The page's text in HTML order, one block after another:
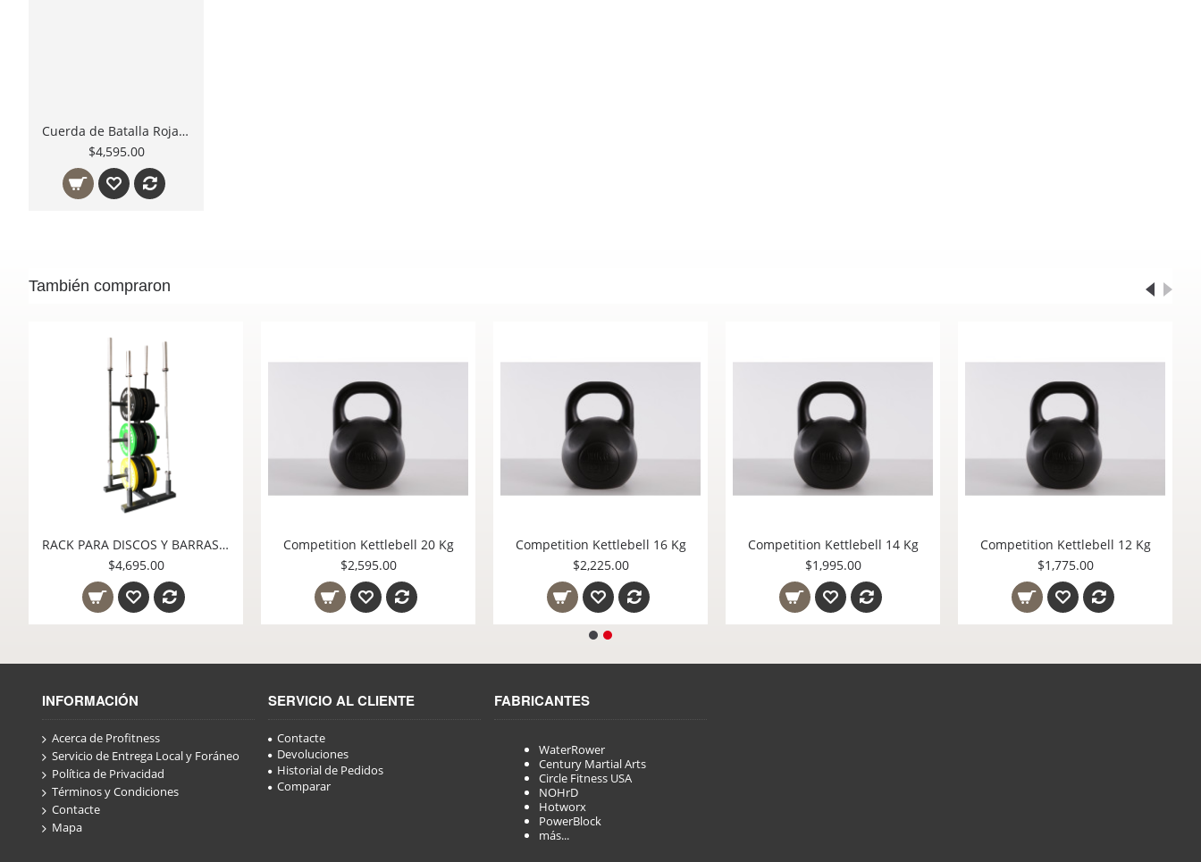
Cuerda de Batalla Roja Bullfit
$4,595.00
También compraron
Cajon de Salto Madera Cubo Game Box Bullfit
RACK PARA DISCOS Y BARRAS BULLFIT
Competition Kettlebell 20 Kg
Competition Kettlebell 16 Kg
Competition Kettlebell 14 Kg
INFORMACIÓN
Acerca de Profitness
Servicio de Entrega Local y Foráneo
Política de Privacidad
Términos y Condiciones
Contacte
Mapa
SERVICIO AL CLIENTE
Contacte
Devoluciones
Historial de Pedidos
Comparar
FABRICANTES
WaterRower
Century Martial Arts
Circle Fitness USA
NOHrD
Hotworx
PowerBlock
más...